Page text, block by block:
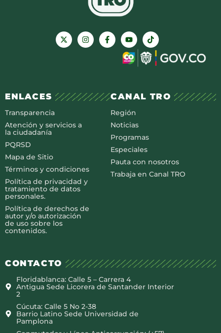
ENLACES
Transparencia
Atención y servicios a
la ciudadanía
PQRSD
Mapa de Sitio
Términos y condiciones
Política de privacidad y
tratamiento de datos
personales.
Política de derechos de
autor y/o autorización
de uso sobre los
contenidos.
CANAL TRO
Región
Noticias
Programas
Especiales
Pauta con nosotros
Trabaja en Canal TRO
CONTACTO
Floridablanca: Calle 5 – Carrera 4
Antigua Sede Licorera de Santander Interior
2
Cúcuta: Calle 5 No 2-38
Barrio Latino Sede Universidad de
Pamplona